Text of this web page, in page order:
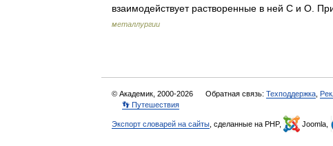
взаимодействует растворенные в ней С и О.
металлургии
© Академик, 2000-2026 Обратная связь: Техподдержка
👣 Путешествия
Экспорт словарей на сайты , сделанные на PHP, Joomla,